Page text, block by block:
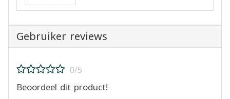
Gebruiker reviews
0/5
Beoordeel dit product!